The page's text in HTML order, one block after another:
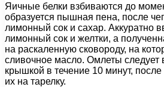
Яичные белки взбиваются до
образуется пышная пена, после
лимонный сок и сахар. Аккуратно
лимонный сок и желтки, а
на раскаленную сковороду, на
сливочное масло. Омлеты следует
крышкой в течение 10 минут,
их на тарелку.